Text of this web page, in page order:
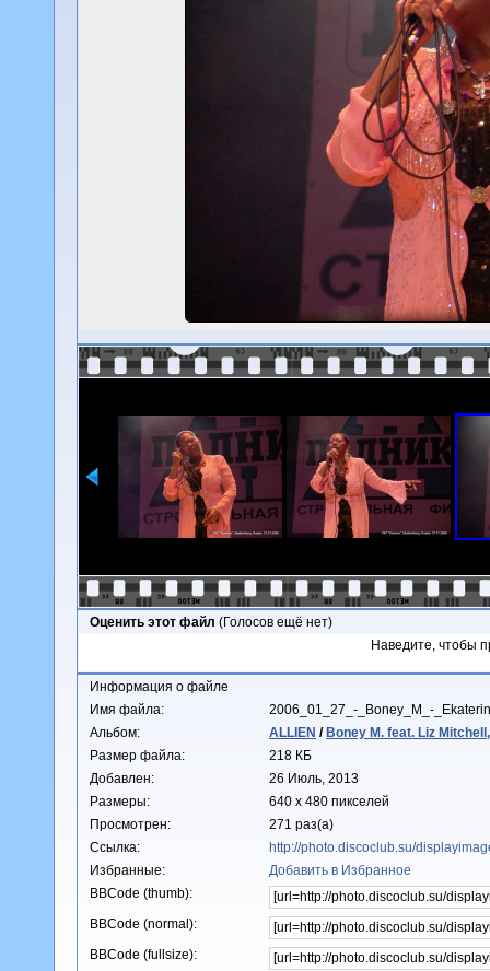
Оценить этот файл (Голосов ещё нет)
Наведите, чтобы
Информация о файле
Имя файла:
2006_01_27_-_Boney_M_-
Альбом:
ALLIEN / Boney M. feat. Liz
Размер файла:
218 КБ
Добавлен:
26 Июль, 2013
Размеры:
640 x 480 пикселей
Просмотрен:
271 раз(а)
Ссылка:
http://photo.discoclub.su/
Избранные:
Добавить в Избранное
BBCode (thumb):
BBCode (normal):
BBCode (fullsize):